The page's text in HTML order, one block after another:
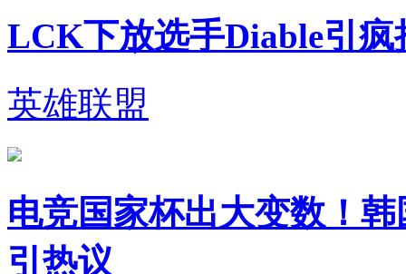
LCK下放选手Diable引
英雄联盟
电竞国家杯出大变数！
引热议